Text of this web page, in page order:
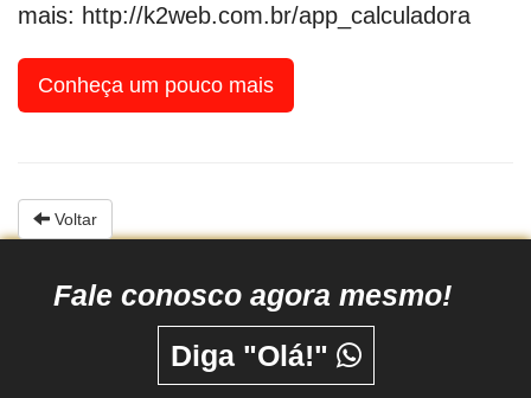
mais: http://k2web.com.br/app_calculadora
Conheça um pouco mais
Voltar
Fale conosco agora mesmo!
Diga "Olá!"